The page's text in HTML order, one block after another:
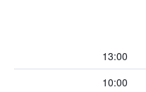
13:00
10:00